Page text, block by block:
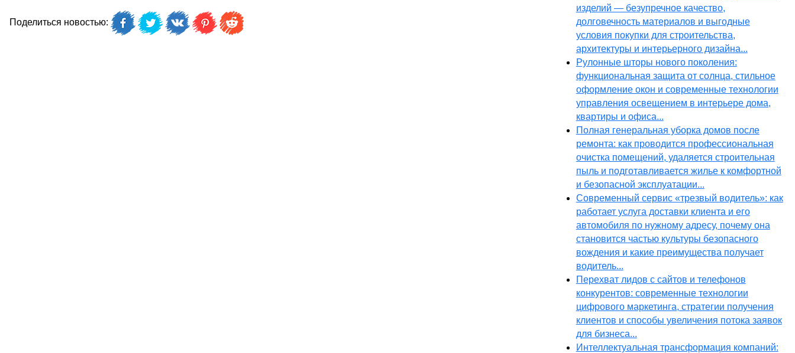
Поделиться новостью:
изделий — безупречное качество,
долговечность материалов и выгодные
условия покупки для строительства,
архитектуры и интерьерного дизайна...
Рулонные шторы нового поколения:
функциональная защита от солнца, стильное
оформление окон и современные технологии
управления освещением в интерьере дома,
квартиры и офиса...
Полная генеральная уборка домов после
ремонта: как проводится профессиональная
очистка помещений, удаляется строительная
пыль и подготавливается жилье к комфортной
и безопасной эксплуатации...
Современный сервис «трезвый водитель»: как
работает услуга доставки клиента и его
автомобиля по нужному адресу, почему она
становится частью культуры безопасного
вождения и какие преимущества получает
водитель...
Перехват лидов с сайтов и телефонов
конкурентов: современные технологии
цифрового маркетинга, стратегии получения
клиентов и способы увеличения потока заявок
для бизнеса...
Интеллектуальная трансформация компаний: